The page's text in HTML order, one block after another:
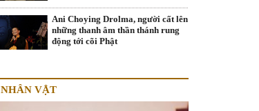
Ani Choying Drolma, người cất lên
những thanh âm thần thánh rung
động tới cõi Phật
NHÂN VẬT